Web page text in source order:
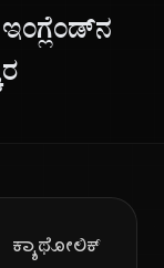
ಕ್ಯಾಥೋಲಿಕ್